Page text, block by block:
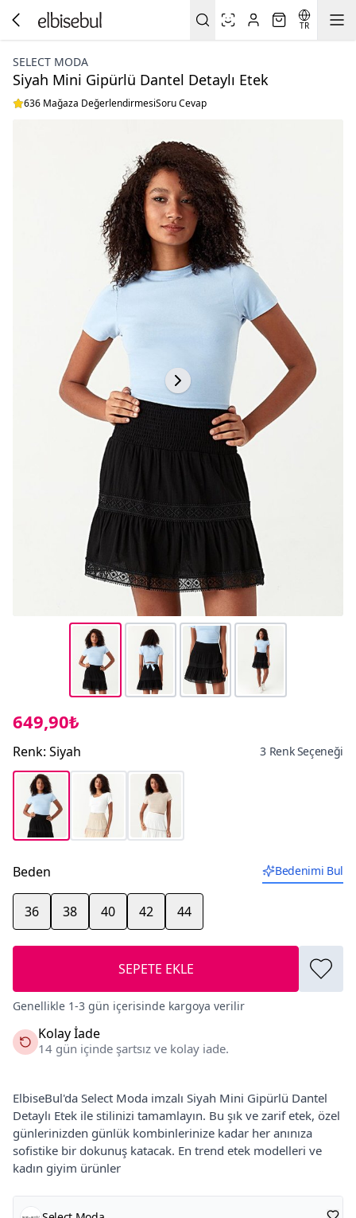
TR
SELECT MODA
Siyah Mini Gipürlü Dantel Detaylı Etek
636 Mağaza DeğerlendirmesiSoru Cevap
649,90₺
Renk: Siyah 3 Renk Seçeneği
Beden Bedenimi Bul
36 38 40 42 44
SEPETE EKLE
Genellikle 1-3 gün içerisinde kargoya verilir
Kolay İade
14 gün içinde şartsız ve kolay iade.
ElbiseBul'da Select Moda imzalı Siyah Mini Gipürlü Dantel
Detaylı Etek ile stilinizi tamamlayın. Bu şık ve zarif etek, özel
günlerinizden günlük kombinlerinize kadar her anınıza
sofistike bir dokunuş katacak. En trend etek modelleri ve
kadın giyim ürünler